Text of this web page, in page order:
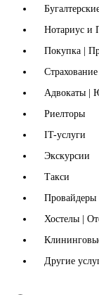
Нотариус и
Покупка |
Страхование
Адвокаты |
Риелторы
IT-услуги
Экскурсии
Такси
Провайдеры
Хостелы |
Другие